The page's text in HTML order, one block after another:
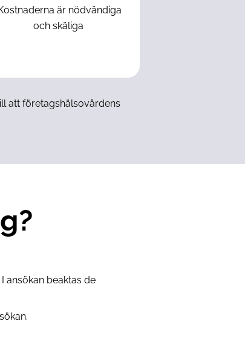
är nödvändiga
och skäliga
att företagshälsovårdens
ansökan beaktas de